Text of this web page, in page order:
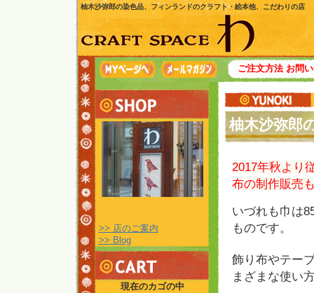
柚木沙弥郎の染色品、フィンランドのクラフト・絵本他、こだわりの店
ご注文方法 お問
>> 店のご案内
>> Blog
現在のカゴの中
柚木沙弥郎
2017年秋より
布の制作販売
いづれも巾は
ものです。
飾り布やテー
まざまな使い